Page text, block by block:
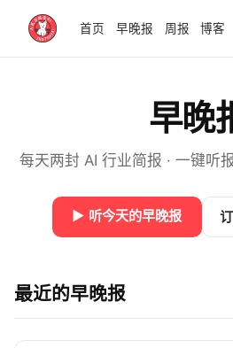
首页 早晚报 周报 博客
早晚
每天两封 AI 行业简报 · 一键听
▶ 听今天的早晚报
最近的早晚报